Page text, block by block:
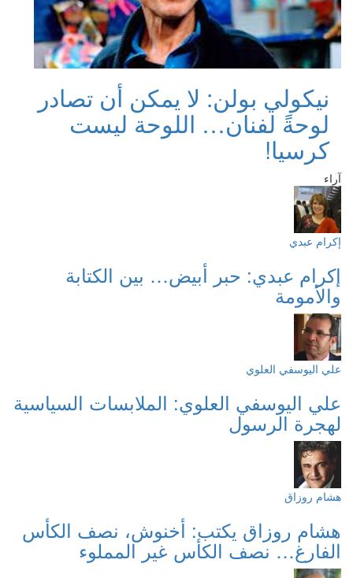
نيكولي بولن: لا يمكن أن تصادر
لوحةً لفنان… اللوحة ليست
كرسيا!
آراء
إكرام عبدي
إكرام عبدي: حبر أبيض… بين الكتابة
والأمومة
علي اليوسفي العلوي
علي اليوسفي العلوي: الملابسات السياسية
لهجرة الرسول
هشام روزاق
هشام روزاق يكتب: أخنوش، نصف الكأس
الفارغ… نصف الكأس غير المملوء